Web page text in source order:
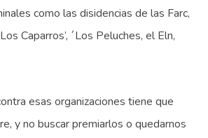
como las disidencias de las Farc,
Caparros’, ´Los Peluches, el Eln,
esas organizaciones tiene que
y no buscar premiarlos o quedarnos